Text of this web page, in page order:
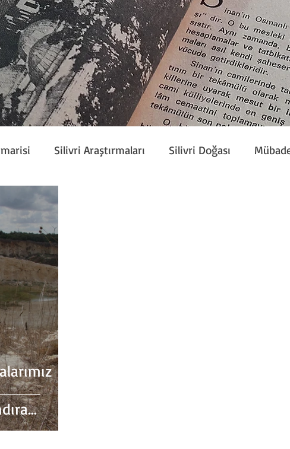
Silivri Araştırmaları Silivri Doğası
Bülteni